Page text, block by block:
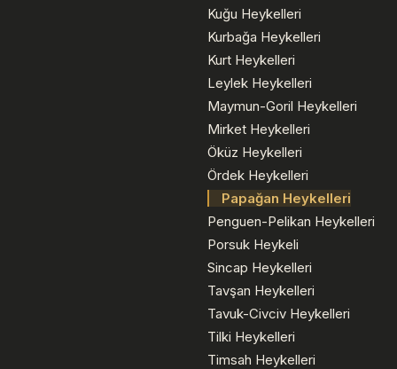
Kuğu Heykelleri
Kurbağa Heykelleri
Kurt Heykelleri
Leylek Heykelleri
Maymun-Goril Heykelleri
Mirket Heykelleri
Öküz Heykelleri
Ördek Heykelleri
Papağan Heykelleri
Penguen-Pelikan Heykelleri
Porsuk Heykeli
Sincap Heykelleri
Tavşan Heykelleri
Tavuk-Civciv Heykelleri
Tilki Heykelleri
Timsah Heykelleri